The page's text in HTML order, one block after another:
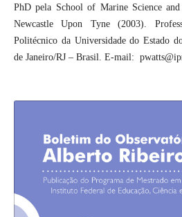
PhD pela School of Marine Science
Newcastle Upon Tyne (2003).
Politécnico da Universidade do Estado
de Janeiro/RJ – Brasil. E-mail: